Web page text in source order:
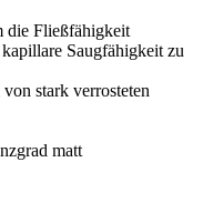
die Fließfähigkeit
Saugfähigkeit zu
stark verrosteten
matt